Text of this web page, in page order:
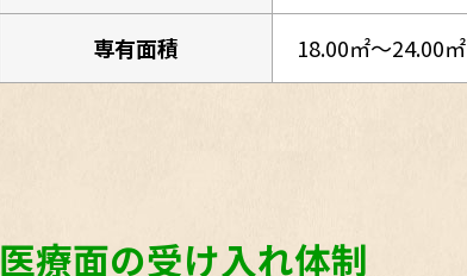
専有面積 18.00㎡～24.00㎡
医療面の受け入れ体制